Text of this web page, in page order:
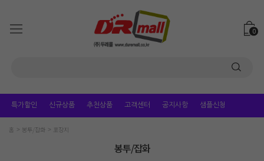
0
특가할인 신규상품 추천상품 고객센터 공지사항 샘플신청
홈 봉투/잡화 포장지
봉투/잡화